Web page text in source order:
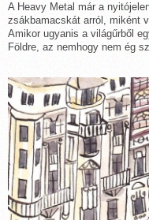
A Heavy Metal már a
zsákbamacskát arról, miként
Amikor ugyanis a világűrből
Földre, az nemhogy nem ég